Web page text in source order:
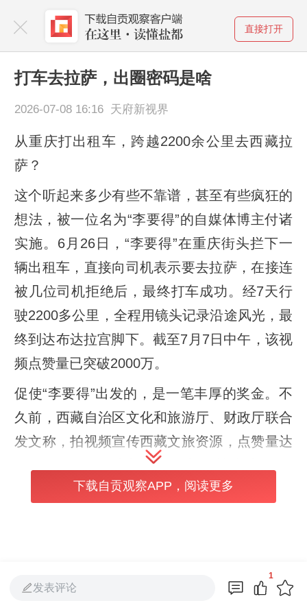
直接打开
打车去拉萨，出圈密码是啥
2026-07-08 16:16 天府新视界
从重庆打出租车，跨越2200余公里去西藏拉
萨？
这个听起来多少有些不靠谱，甚至有些疯狂的
想法，被一位名为“李要得”的自媒体博主付诸
实施。6月26日，“李要得”在重庆街头拦下一
辆出租车，直接向司机表示要去拉萨，在接连
被几位司机拒绝后，最终打车成功。经7天行
驶2200多公里，全程用镜头记录沿途风光，最
终到达布达拉宫脚下。截至7月7日中午，该视
频点赞量已突破2000万。
促使“李要得”出发的，是一笔丰厚的奖金。不
久前，西藏自治区文化和旅游厅、财政厅联合
发文称，拍视频宣传西藏文旅资源，点赞量达
到500万（含）以上，并形成“淄博烧烤”等现
象级热点的，最高可获奖金50万元。“李要
满足相关细则中的奖励条件，将及时兑现奖励
下载自贡观察APP，阅读更多
发表评论
1